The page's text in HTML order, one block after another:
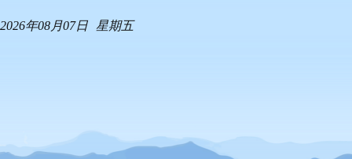
2026年08月07日 星期五